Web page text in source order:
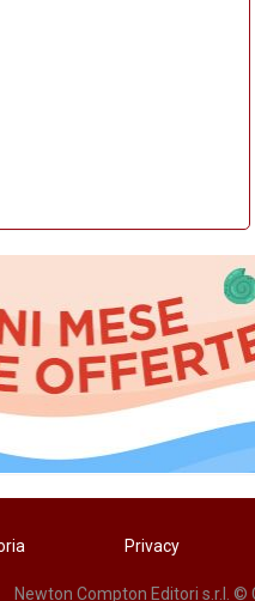
Privacy
Newton Compton Editori s.r.l. ©